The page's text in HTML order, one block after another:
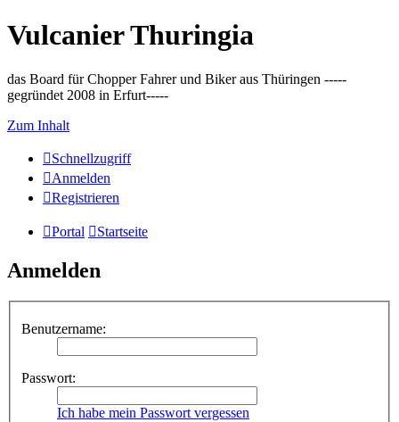
Vulcanier Thuringia
das Board für Chopper Fahrer und Biker aus Thüringen -----
gegründet 2008 in Erfurt-----
Zum Inhalt
Schnellzugriff
Anmelden
Registrieren
Portal Startseite
Anmelden
Benutzername:
Passwort:
Ich habe mein Passwort vergessen